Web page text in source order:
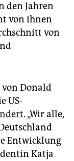
den Jahren
von ihnen
von
Donald
US-
. „Wir alle,
Entwicklung
Katja